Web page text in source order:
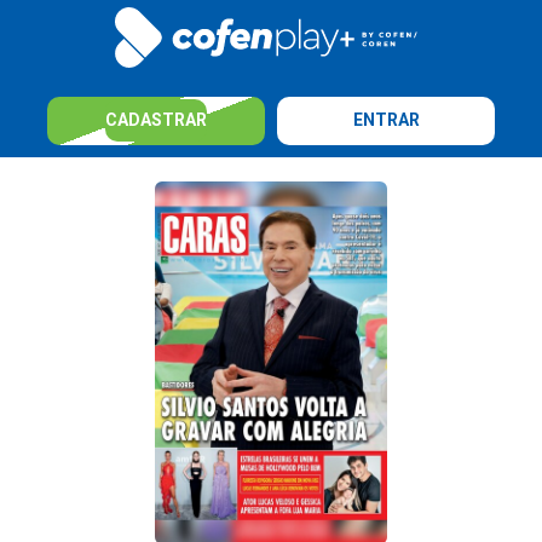
CADASTRAR ENTRAR